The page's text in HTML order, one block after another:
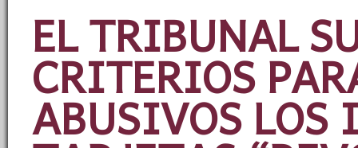
EL TRIBUNAL
CRITERIOS
ABUSIVOS LOS